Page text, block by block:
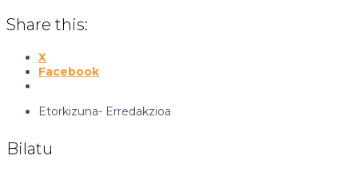
Share this:
X
Facebook
Etorkizuna- Erredakzioa
Bilatu